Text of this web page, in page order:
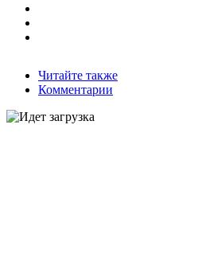
Читайте также
Комментарии